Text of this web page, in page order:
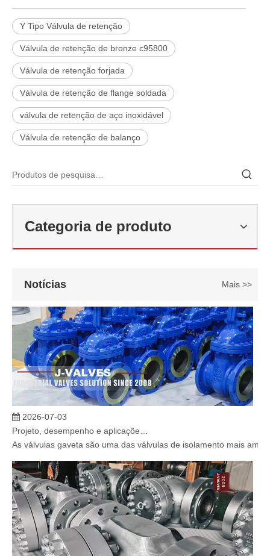
Y Tipo Válvula de retenção
Válvula de retenção de bronze c95800
Válvula de retenção forjada
Válvula de retenção de flange soldada
válvula de retenção de aço inoxidável
Válvula de retenção de balanço
Categoria de produto
Notícias Mais >>
J-VALVES fabrica válvula de esfera de alta temperatura em aço
As válvulas gaveta são uma das válvulas de isolamento mais